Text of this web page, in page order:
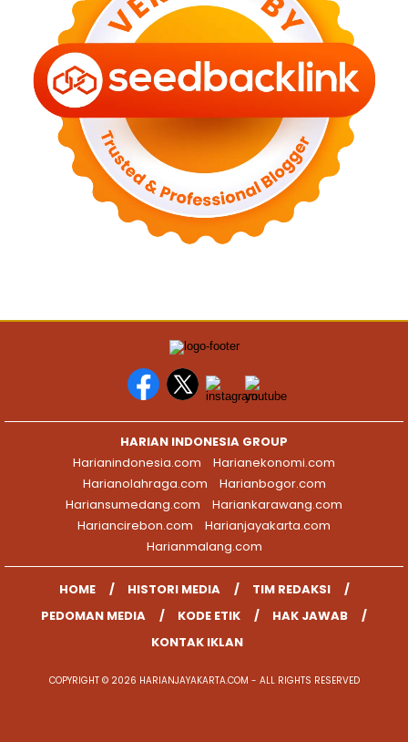
HARIAN INDONESIA GROUP
Harianindonesia.com
Harianekonomi.com
Harianolahraga.com
Harianbogor.com
Hariansumedang.com
Hariankarawang.com
Hariancirebon.com
Harianjayakarta.com
Harianmalang.com
HOME HISTORI MEDIA
TIM REDAKSI
PEDOMAN MEDIA
KODE ETIK
HAK JAWAB
KONTAK IKLAN
COPYRIGHT © 2026 HARIANJAYAKARTA.COM - ALL RIGHTS RESERVED